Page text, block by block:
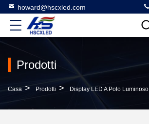
howard@hscxled.com
Prodotti
Casa > Prodotti > Display LED A Polo Luminoso